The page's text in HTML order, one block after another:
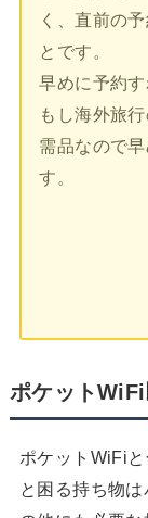
く、直前の
とです。
早めに予約
もし海外旅
需品なので
す。
ポケット
ポケットWiFi
と困る持ち物